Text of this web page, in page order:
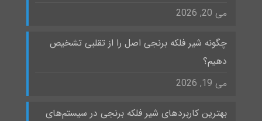
می 20, 2026
چگونه شیر فلکه برنجی اصل را از تقلبی تشخیص
دهیم؟
می 19, 2026
بهترین کاربردهای شیر فلکه برنجی در سیستم‌های